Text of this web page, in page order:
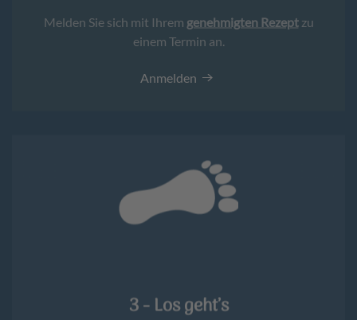
Melden Sie sich mit Ihrem genehmigten Rezeptzu
einem Termin an.
Anmelden
3 - Los geht’s